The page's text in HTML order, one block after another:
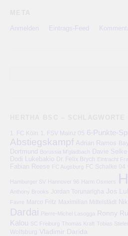
Anmelden Eintrags-Feed
1. FC Köln 1. FSV Mainz 05 6-Punkte-
Abstiegskampf Adrian Ramos
Dortmund
Borussia M'gladbach Davie Selke
Dodi Lukebakio Dr. Felix Brych Eintracht
Fabian Reese FC Augsburg FC Schalke 04
Hamburger SV Hannover 96 Harm Osmers
Anthony Brooks
Jordan Torunarigha Jos
Favre
Marco Fritz Maximilian Mittelstädt
Dardai Pierre-Michel Lasogga Ronny
Kalou SC Freiburg Thomas Kraft Tobias Stieler
Wolfsburg
Vladimir Darida